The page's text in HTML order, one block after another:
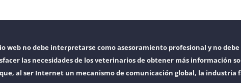
web no debe interpretarse como asesoramiento profesional y no debe
las necesidades de los veterinarios de obtener más información
al ser Internet un mecanismo de comunicación global, la